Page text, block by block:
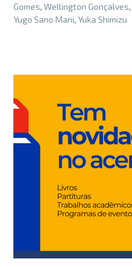
Gomes, Wellington Gonçalves,
Yugo Sano Mani, Yuka Shimizu